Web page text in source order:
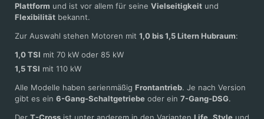
Plattform und ist vor allem für seine Vielseitigkeit und
Flexibilität bekannt.
Zur Auswahl stehen Motoren mit 1,0 bis 1,5 Litern Hubraum:
1,0 TSI mit 70 kW oder 85 kW
1,5 TSI mit 110 kW
Alle Modelle haben serienmäßig Frontantrieb. Je nach Version
gibt es ein 6-Gang-Schaltgetriebe oder ein 7-Gang-DSG.
Der T-Cross ist unter anderem in den Varianten Life Style und